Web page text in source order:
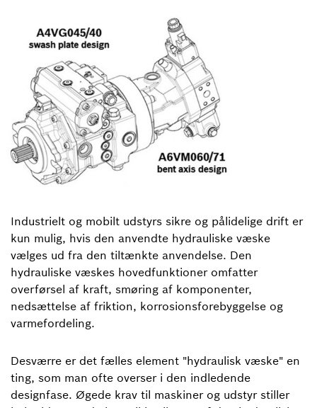
Industrielt og mobilt udstyrs sikre og pålidelige drift er
kun mulig, hvis den anvendte hydrauliske væske
vælges ud fra den tiltænkte anvendelse. Den
hydrauliske væskes hovedfunktioner omfatter
overførsel af kraft, smøring af komponenter,
nedsættelse af friktion, korrosionsforebyggelse og
varmefordeling.
Desværre er det fælles element "hydraulisk væske" en
ting, som man ofte overser i den indledende
designfase. Øgede krav til maskiner og udstyr stiller